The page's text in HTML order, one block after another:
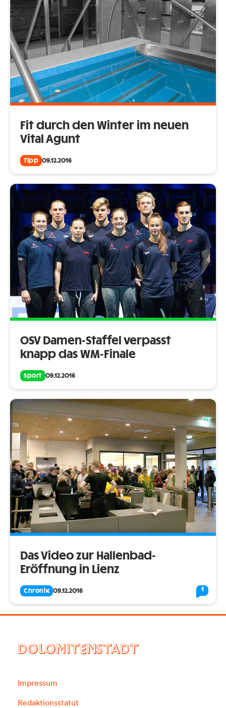
Fit durch den Winter im neuen
Vital Agunt
Tipp 09.12.2016
OSV Damen-Staffel verpasst
knapp das WM-Finale
Sport 09.12.2016
Das Video zur Hallenbad-
Eröffnung in Lienz
Chronik 09.12.2016 1
DOLOMITENSTADT
Impressum
Redaktionsstatut